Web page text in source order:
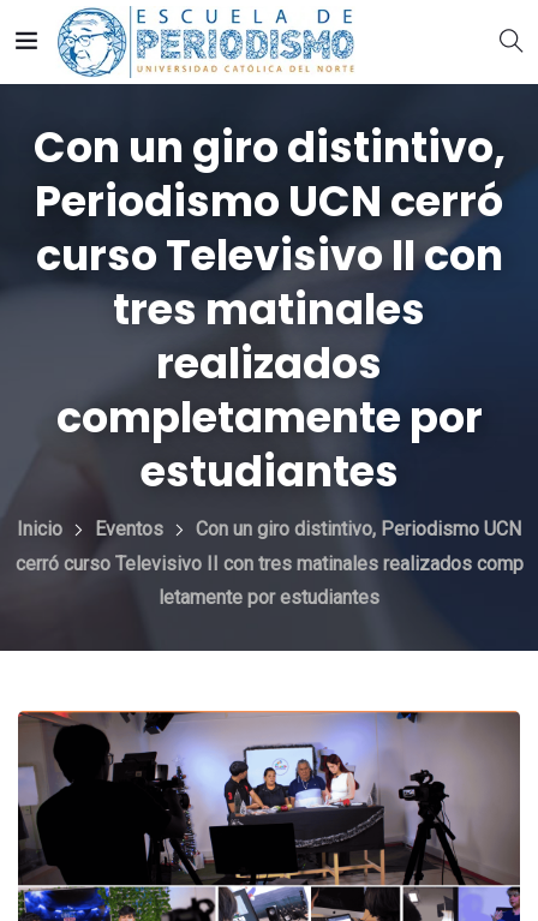
Con un giro distintivo,
Periodismo UCN cerró
curso Televisivo II con
tres matinales
realizados
completamente por
estudiantes
Inicio Eventos
Con un giro distintivo, Periodismo UCN
cerró curso Televisivo II con tres matinales realizados comp
letamente por estudiantes